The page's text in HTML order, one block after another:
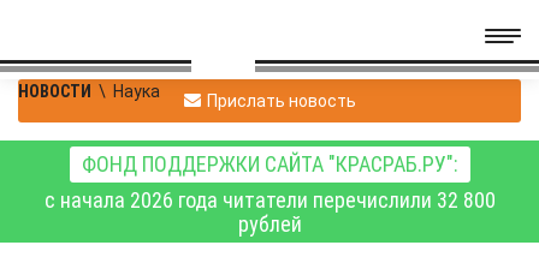
НОВОСТИ \ Наука Прислать новость
ФОНД ПОДДЕРЖКИ САЙТА "КРАСРАБ.РУ":
с начала 2026 года читатели перечислили 32 800
рублей